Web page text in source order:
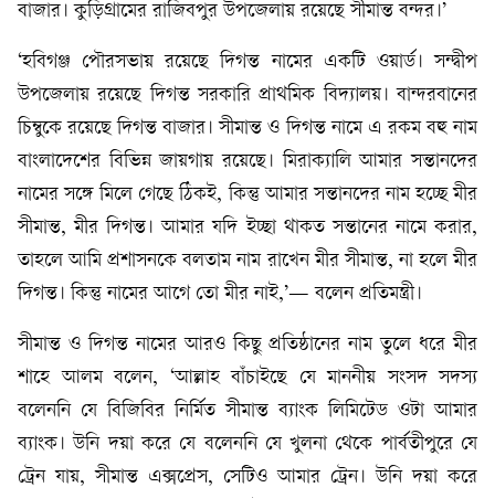
বাজার। কুড়িগ্রামের রাজিবপুর উপজেলায় রয়েছে সীমান্ত বন্দর।’
‘হবিগঞ্জ পৌরসভায় রয়েছে দিগন্ত নামের একটি ওয়ার্ড। সন্দ্বীপ
উপজেলায় রয়েছে দিগন্ত সরকারি প্রাথমিক বিদ্যালয়। বান্দরবানের
চিম্বুকে রয়েছে দিগন্ত বাজার। সীমান্ত ও দিগন্ত নামে এ রকম বহু নাম
বাংলাদেশের বিভিন্ন জায়গায় রয়েছে। মিরাক্যালি আমার সন্তানদের
নামের সঙ্গে মিলে গেছে ঠিকই, কিন্তু আমার সন্তানদের নাম হচ্ছে মীর
সীমান্ত, মীর দিগন্ত। আমার যদি ইচ্ছা থাকত সন্তানের নামে করার,
তাহলে আমি প্রশাসনকে বলতাম নাম রাখেন মীর সীমান্ত, না হলে মীর
দিগন্ত। কিন্তু নামের আগে তো মীর নাই,’— বলেন প্রতিমন্ত্রী।
সীমান্ত ও দিগন্ত নামের আরও কিছু প্রতিষ্ঠানের নাম তুলে ধরে মীর
শাহে আলম বলেন, ‘আল্লাহ বাঁচাইছে যে মাননীয় সংসদ সদস্য
বলেননি যে বিজিবির নির্মিত সীমান্ত ব্যাংক লিমিটেড ওটা আমার
ব্যাংক। উনি দয়া করে যে বলেননি যে খুলনা থেকে পার্বতীপুরে যে
ট্রেন যায়, সীমান্ত এক্সপ্রেস, সেটিও আমার ট্রেন। উনি দয়া করে